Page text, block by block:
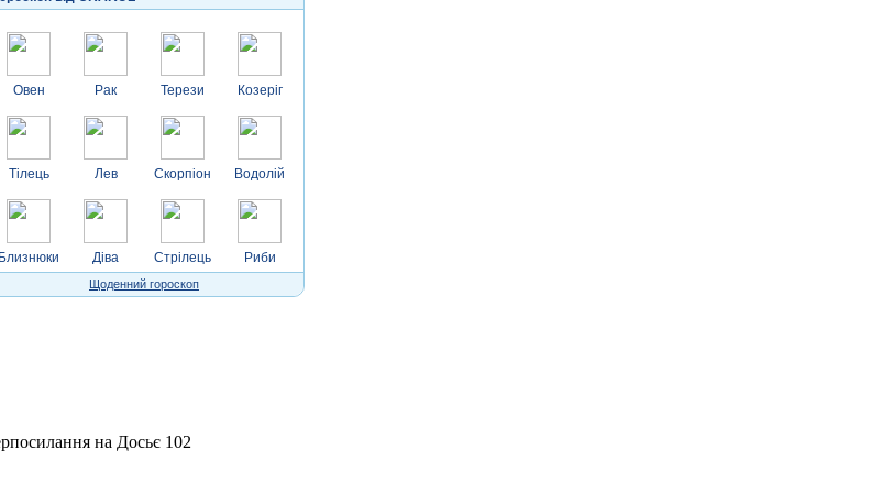
Овен
Тілець
Близнюки
Рак
Лев
Діва
Терези
Скорпіон
Стрілець
Козеріг
Водолій
Риби
Щоденний гороскоп
на Досьє 102